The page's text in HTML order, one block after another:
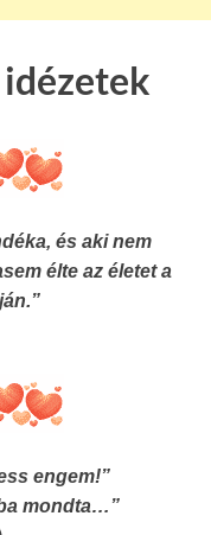
idézetek
és aki nem
élte az életet a
engem!”
mondta…”